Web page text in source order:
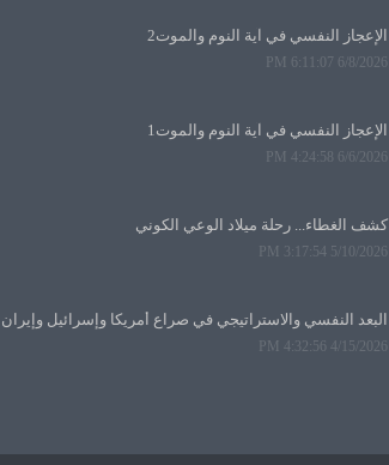
الإعجاز النفسي في آية النوم والموت2
6/8/2026 6:11:07 PM
الإعجاز النفسي في آية النوم والموت1
6/6/2026 4:24:58 PM
كشف الغطاء... رحلة ميلاد الوعي الكوني
5/10/2026 3:17:54 PM
البعد النفسي والاستراتيجي في صراع أمريكا وإسرائيل وإيران
4/15/2026 4:32:56 PM